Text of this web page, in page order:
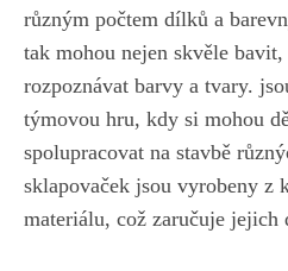
⁣různým počtem dílků a
tak​ mohou nejen skvěle
rozpoznávat⁣ barvy ‍a tvary.
týmovou hru, kdy si mohou
spolupracovat na stavbě
sklapovaček jsou vyrobeny z
materiálu, což zaručuje jejich